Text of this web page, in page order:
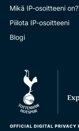
Mikä IP-osoitteeni on?
Piilota IP-osoitteeni
Blogi